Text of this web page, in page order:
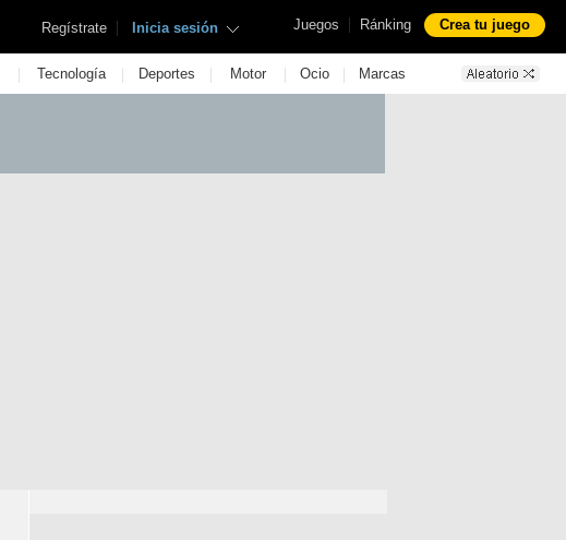
Juegos | Ránking Crea tu juego
Regístrate | Inicia sesión
| Tecnología | Deportes | Motor | Ocio | Marcas